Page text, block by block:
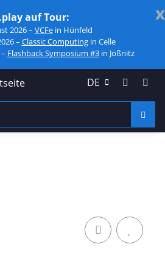
x
auf Tour:
2026 – VCFein Hünfeld
– Classic Computingin Celle
Flashback Symposium #3in Jößnitz
DE